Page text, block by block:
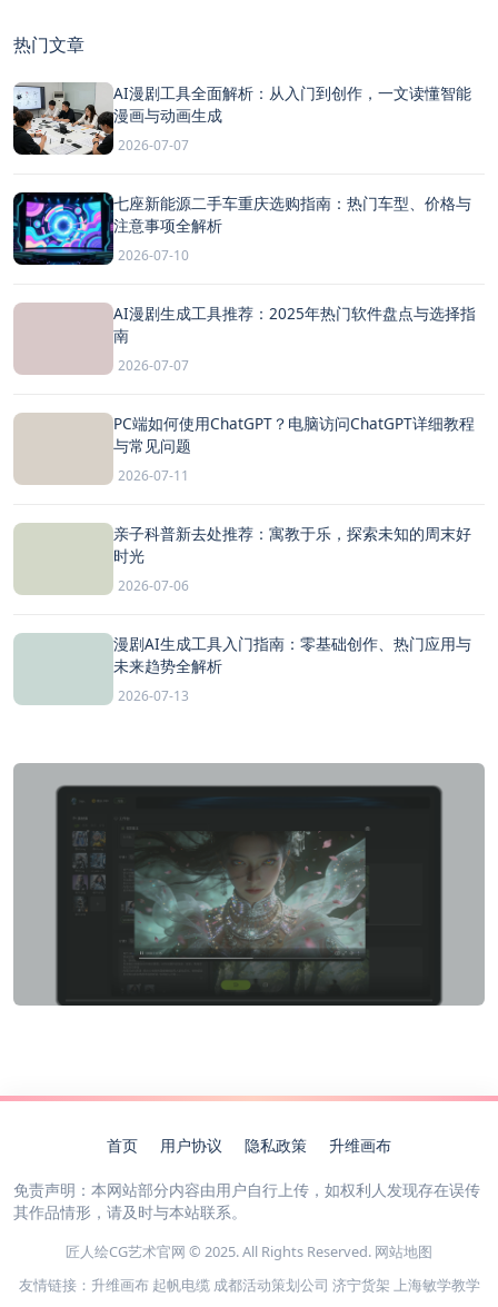
热门文章
AI漫剧工具全面解析：从入门到创作，一文读懂智能
漫画与动画生成
2026-07-07
七座新能源二手车重庆选购指南：热门车型、价格与
注意事项全解析
2026-07-10
AI漫剧生成工具推荐：2025年热门软件盘点与选择指
南
2026-07-07
PC端如何使用ChatGPT？电脑访问ChatGPT详细教程
与常见问题
2026-07-11
亲子科普新去处推荐：寓教于乐，探索未知的周末好
时光
2026-07-06
漫剧AI生成工具入门指南：零基础创作、热门应用与
未来趋势全解析
2026-07-13
首页 用户协议 隐私政策 升维画布
免责声明：本网站部分内容由用户自行上传，如权利人发现存在误传
其作品情形，请及时与本站联系。
匠人绘CG艺术官网 © 2025. All Rights Reserved. 网站地图
友情链接： 升维画布 起帆电缆 成都活动策划公司 济宁货架 上海敏学教学